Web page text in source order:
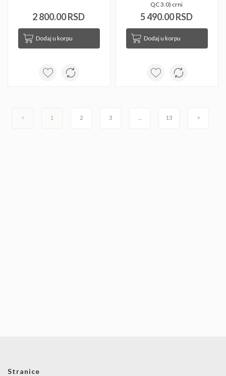
2 800.00 RSD
Dodaj u korpu
QC 3.0) crni
5 490.00 RSD
Dodaj u korpu
< 1 2 3 13 >
Stranice